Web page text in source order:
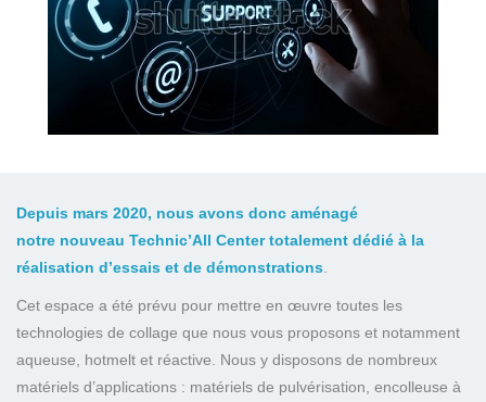
Depuis mars 2020, nous avons donc aménagé
notre nouveau Technic’All Center totalement dédié à la
réalisation d’essais et de démonstrations
Cet espace a été prévu pour mettre en œuvre toutes les
technologies de collage que nous vous proposons et notamment
aqueuse, hotmelt et réactive. Nous y disposons de nombreux
matériels d’applications : matériels de pulvérisation, encolleuse à